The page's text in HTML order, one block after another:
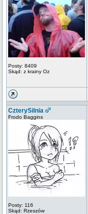
Posty: 8409
Skąd: z krainy Oz
CzterySilnia
Frodo Baggins
Posty: 116
Skąd: Rzeszów